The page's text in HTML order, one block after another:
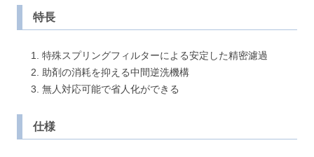
特長
特殊スプリングフィルターによる安定した精密濾過
助剤の消耗を抑える中間逆洗機構
無人対応可能で省人化ができる
仕様